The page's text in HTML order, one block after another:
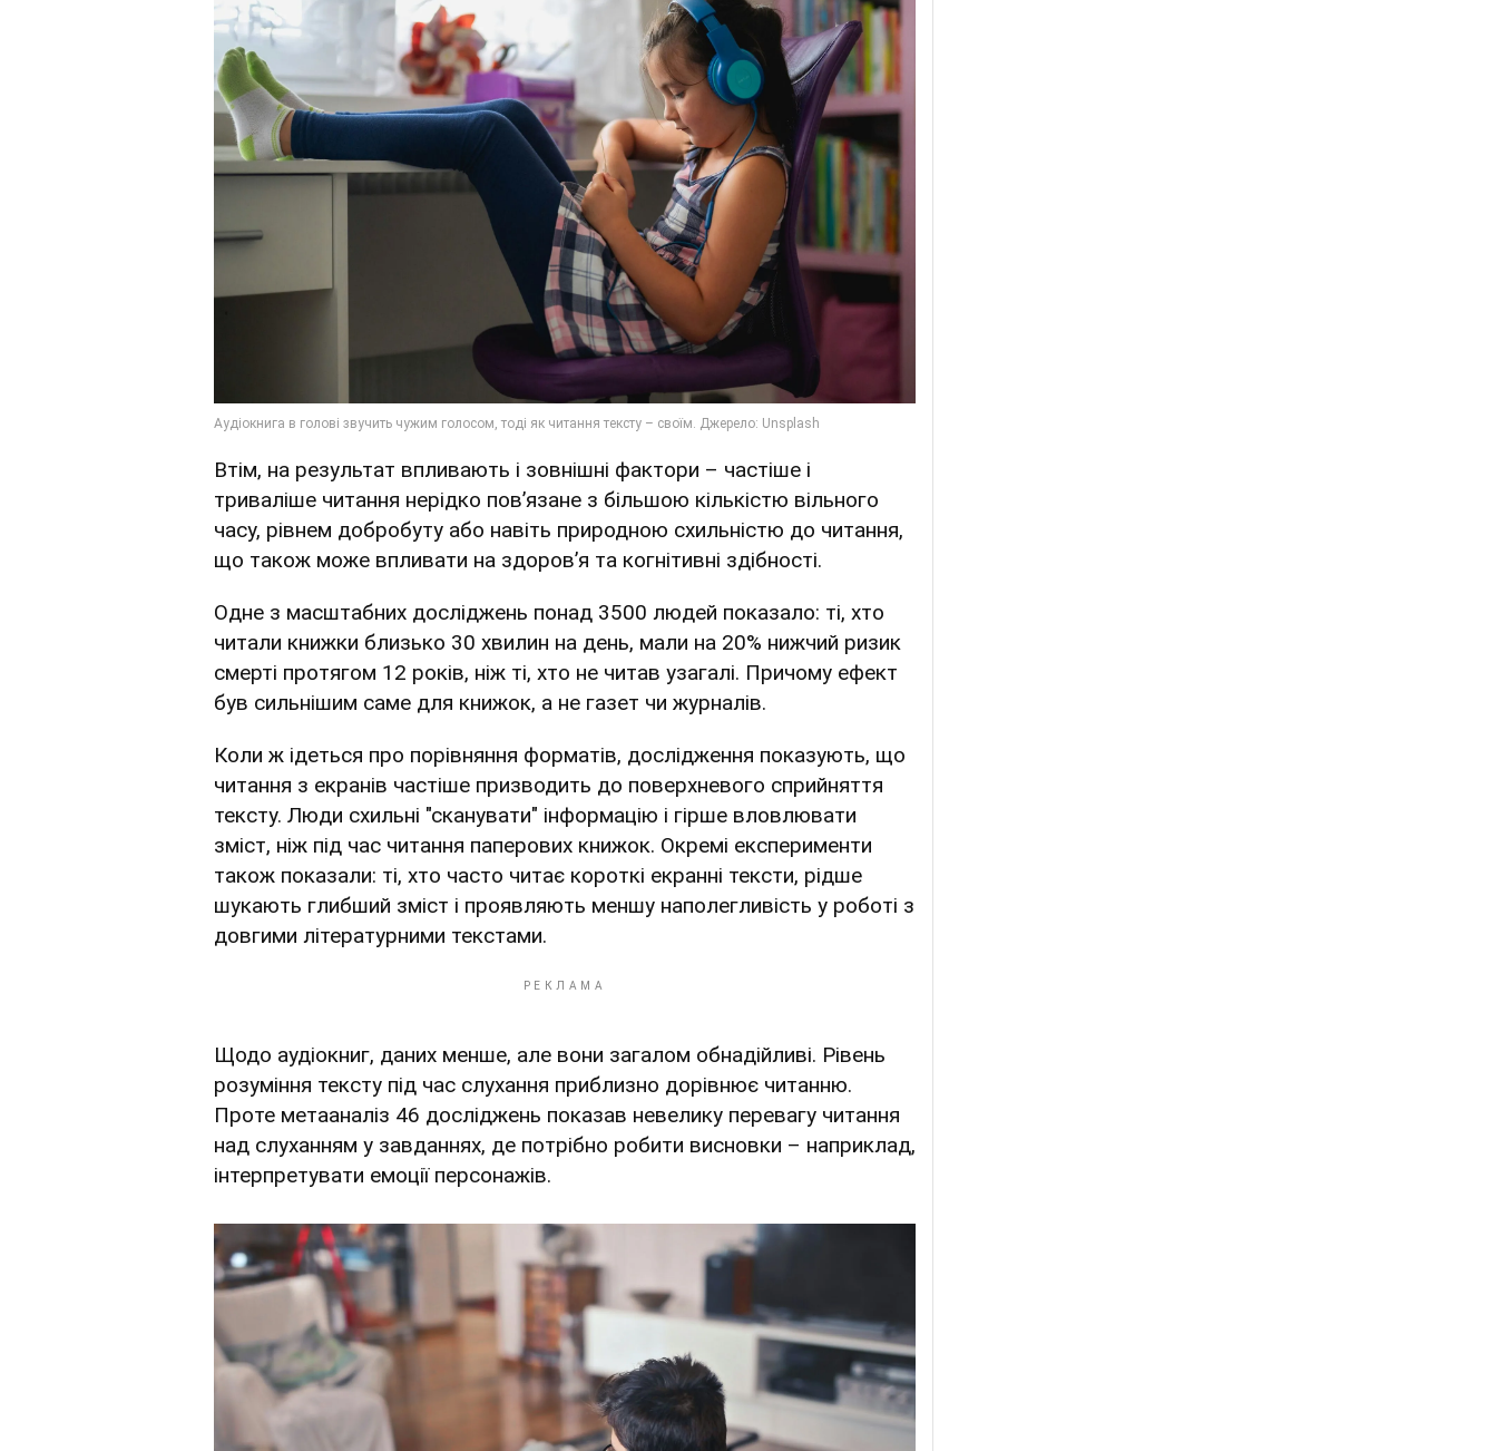
Втім, на результат впливають і зовнішні фактори – частіше і
триваліше читання нерідко пов’язане з більшою кількістю вільного
часу, рівнем добробуту або навіть природною схильністю до читання,
що також може впливати на здоров’я та когнітивні здібності.
Одне з масштабних досліджень понад 3500 людей показало: ті, хто
читали книжки близько 30 хвилин на день, мали на 20% нижчий ризик
смерті протягом 12 років, ніж ті, хто не читав узагалі. Причому ефект
був сильнішим саме для книжок, а не газет чи журналів.
Коли ж ідеться про порівняння форматів, дослідження показують, що
читання з екранів частіше призводить до поверхневого сприйняття
тексту. Люди схильні "сканувати" інформацію і гірше вловлювати
зміст, ніж під час читання паперових книжок. Окремі експерименти
також показали: ті, хто часто читає короткі екранні тексти, рідше
шукають глибший зміст і проявляють меншу наполегливість у роботі з
довгими літературними текстами.
Щодо аудіокниг, даних менше, але вони загалом обнадійливі. Рівень
розуміння тексту під час слухання приблизно дорівнює читанню.
Проте метааналіз 46 досліджень показав невелику перевагу читання
над слуханням у завданнях, де потрібно робити висновки – наприклад,
інтерпретувати емоції персонажів.